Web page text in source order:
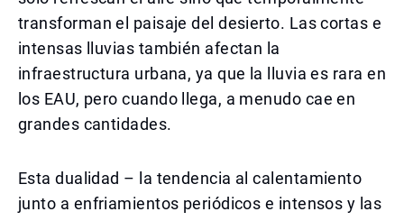
transforman el paisaje del desierto. Las cortas e
intensas lluvias también afectan la
infraestructura urbana, ya que la lluvia es rara en
los EAU, pero cuando llega, a menudo cae en
grandes cantidades.
Esta dualidad – la tendencia al calentamiento
junto a enfriamientos periódicos e intensos y las